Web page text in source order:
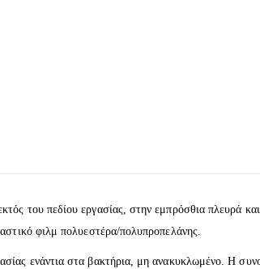
του πεδίου εργασίας, στην εμπρόσθια πλευρά
φιλμ πολυεστέρα/πολυπροπελάνης.
ενάντια στα βακτήρια, μη ανακυκλωμένο. Η